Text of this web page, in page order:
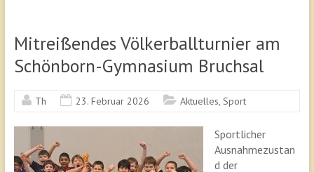
Mitreißendes Völkerballturnier am
Schönborn-Gymnasium Bruchsal
Th 23. Februar 2026 Aktuelles, Sport
Sportlicher
Ausnahmezustan
d der